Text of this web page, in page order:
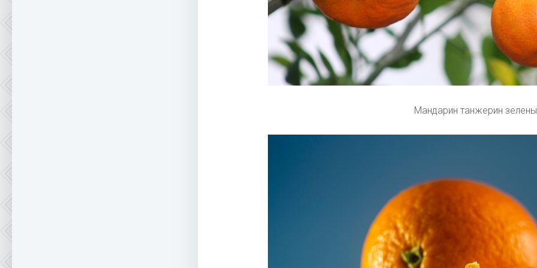
Мандарин танжерин